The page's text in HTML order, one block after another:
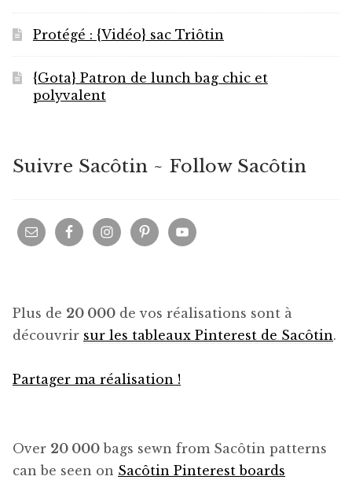
Protégé : {Vidéo} sac Triôtin
{Gota} Patron de lunch bag chic et
polyvalent
Suivre Sacôtin ~ Follow Sacôtin
Plus de 20 000 de vos réalisations sont à
découvrir sur les tableaux Pinterest de Sacôtin.
Partager ma réalisation !
Over 20 000 bags sewn from Sacôtin patterns
can be seen on Sacôtin Pinterest boards